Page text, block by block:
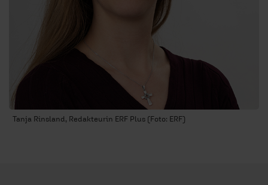
Tanja Rinsland, Redakteurin ERF Plus (Foto: ERF)